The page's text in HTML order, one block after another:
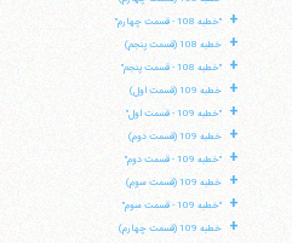
+ "خطبه 108 - قسمت چهارم"
+ خطبه 108 (قسمت پنجم)
+ "خطبه 108 - قسمت پنجم"
+ خطبه 109 (قسمت اول)
+ "خطبه 109 - قسمت اول"
+ خطبه 109 (قسمت دوم)
+ "خطبه 109 - قسمت دوم"
+ خطبه 109 (قسمت سوم)
+ "خطبه 109 - قسمت سوم"
+ خطبه 109 (قسمت چهارم)